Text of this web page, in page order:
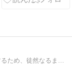
上位を目指すため、キャラクターをコンプするため、徒然なるままにつづるそんなツムツムの攻略日記です。